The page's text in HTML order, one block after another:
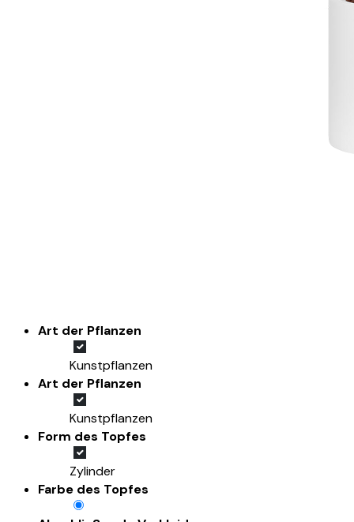
Art der Pflanzen
Kunstpflanzen
Art der Pflanzen
Kunstpflanzen
Form des Topfes
Zylinder
Farbe des Topfes